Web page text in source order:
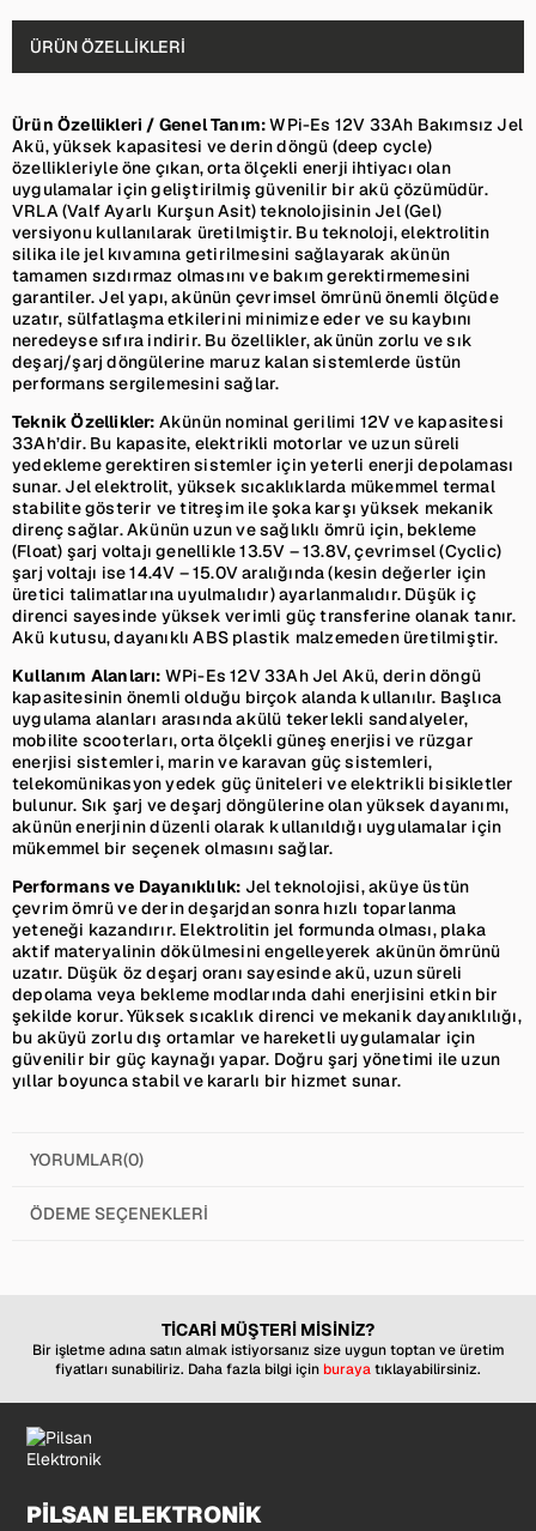
ÜRÜN ÖZELLIKLERI
Ürün Özellikleri / Genel Tanım:WPi-Es 12V 33Ah Bakımsız Jel
Akü, yüksek kapasitesi ve derin döngü (deep cycle)
özellikleriyle öne çıkan, orta ölçekli enerji ihtiyacı olan
uygulamalar için geliştirilmiş güvenilir bir akü çözümüdür.
VRLA (Valf Ayarlı Kurşun Asit) teknolojisinin Jel (Gel)
versiyonu kullanılarak üretilmiştir. Bu teknoloji, elektrolitin
silika ile jel kıvamına getirilmesini sağlayarak akünün
tamamen sızdırmaz olmasını ve bakım gerektirmemesini
garantiler. Jel yapı, akünün çevrimsel ömrünü önemli ölçüde
uzatır, sülfatlaşma etkilerini minimize eder ve su kaybını
neredeyse sıfıra indirir. Bu özellikler, akünün zorlu ve sık
deşarj/şarj döngülerine maruz kalan sistemlerde üstün
performans sergilemesini sağlar.
Teknik Özellikler: Akünün nominal gerilimi 12V ve kapasitesi
33Ah’dir. Bu kapasite, elektrikli motorlar ve uzun süreli
yedekleme gerektiren sistemler için yeterli enerji depolaması
sunar. Jel elektrolit, yüksek sıcaklıklarda mükemmel termal
stabilite gösterir ve titreşim ile şoka karşı yüksek mekanik
direnç sağlar. Akünün uzun ve sağlıklı ömrü için, bekleme
(Float) şarj voltajı genellikle 13.5V – 13.8V, çevrimsel (Cyclic)
şarj voltajı ise 14.4V – 15.0V aralığında (kesin değerler için
üretici talimatlarına uyulmalıdır) ayarlanmalıdır. Düşük iç
direnci sayesinde yüksek verimli güç transferine olanak tanır.
Akü kutusu, dayanıklı ABS plastik malzemeden üretilmiştir.
Kullanım Alanları: WPi-Es 12V 33Ah Jel Akü, derin döngü
kapasitesinin önemli olduğu birçok alanda kullanılır. Başlıca
uygulama alanları arasında akülü tekerlekli sandalyeler,
mobilite scooterları, orta ölçekli güneş enerjisi ve rüzgar
enerjisi sistemleri, marin ve karavan güç sistemleri,
telekomünikasyon yedek güç üniteleri ve elektrikli bisikletler
bulunur. Sık şarj ve deşarj döngülerine olan yüksek dayanımı,
akünün enerjinin düzenli olarak kullanıldığı uygulamalar için
mükemmel bir seçenek olmasını sağlar.
Performans ve Dayanıklılık: Jel teknolojisi, aküye üstün
çevrim ömrü ve derin deşarjdan sonra hızlı toparlanma
yeteneği kazandırır. Elektrolitin jel formunda olması, plaka
aktif materyalinin dökülmesini engelleyerek akünün ömrünü
uzatır. Düşük öz deşarj oranı sayesinde akü, uzun süreli
depolama veya bekleme modlarında dahi enerjisini etkin bir
şekilde korur. Yüksek sıcaklık direnci ve mekanik dayanıklılığı,
bu aküyü zorlu dış ortamlar ve hareketli uygulamalar için
güvenilir bir güç kaynağı yapar. Doğru şarj yönetimi ile uzun
yıllar boyunca stabil ve kararlı bir hizmet sunar.
YORUMLAR(0)
ÖDEME SEÇENEKLERI
TİCARİ MÜŞTERİ MİSİNİZ?
Bir işletme adına satın almak istiyorsanız size uygun toptan ve üretim
fiyatları sunabiliriz. Daha fazla bilgi için burayatıklayabilirsiniz.
PİLSAN ELEKTRONİK